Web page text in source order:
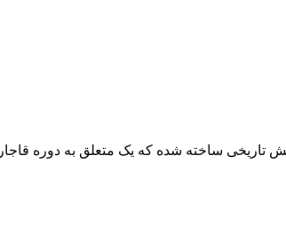
تاریخی ساخته شده که یک متعلق به دوره